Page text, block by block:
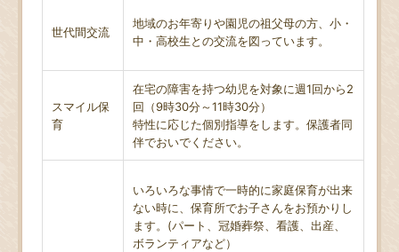
世代間交流
地域のお年寄りや園児の祖父母の方、小・
中・高校生との交流を図っています。
スマイル保
育
在宅の障害を持つ幼児を対象に週1回から2
回（9時30分～11時30分）
特性に応じた個別指導をします。保護者同
伴でおいでください。
いろいろな事情で一時的に家庭保育が出来
ない時に、保育所でお子さんをお預かりし
ます。(パート、冠婚葬祭、看護、出産、
ボランティアなど）